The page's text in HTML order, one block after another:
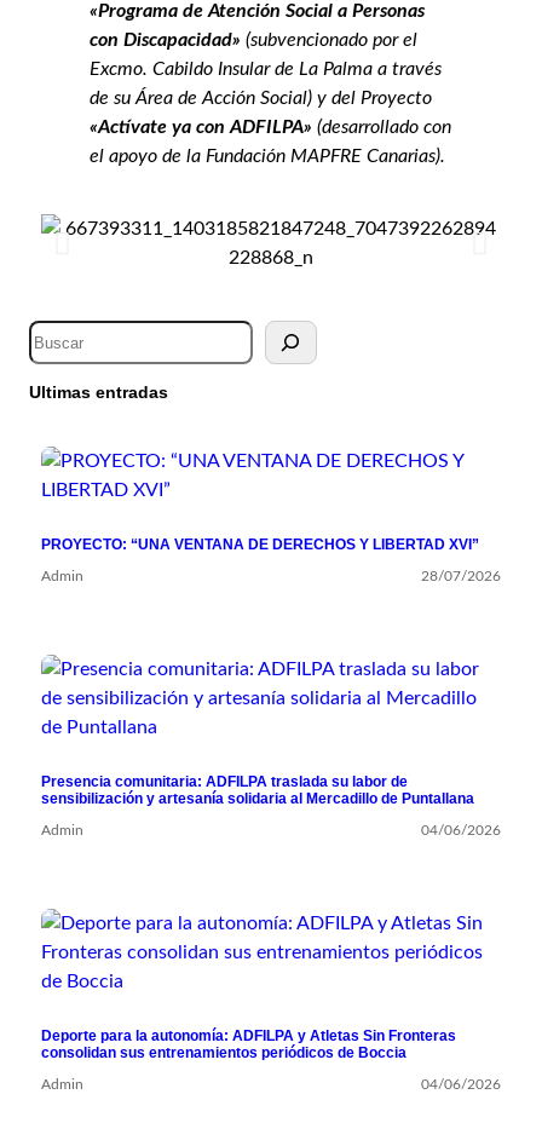
«Programa de Atención Social a Personas
con Discapacidad» (subvencionado por el
Excmo. Cabildo Insular de La Palma a través
de su Área de Acción Social) y del Proyecto
«Actívate ya con ADFILPA» (desarrollado con
el apoyo de la Fundación MAPFRE Canarias).
Ultimas entradas
PROYECTO: “UNA VENTANA DE DERECHOS Y LIBERTAD XVI”
Admin 28/07/2026
Presencia comunitaria: ADFILPA traslada su labor de
sensibilización y artesanía solidaria al Mercadillo de Puntallana
Admin 04/06/2026
Deporte para la autonomía: ADFILPA y Atletas Sin Fronteras
consolidan sus entrenamientos periódicos de Boccia
Admin 04/06/2026